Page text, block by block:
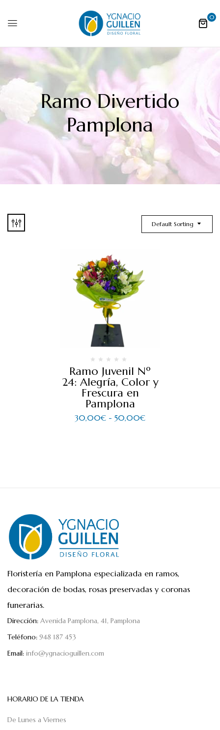
0
Ramo Divertido
Pamplona
Default Sorting
Ramo Juvenil Nº
24: Alegría, Color y
Frescura en
Pamplona
30,00€ - 50,00€
Floristería en Pamplona especializada en ramos,
decoración de bodas, rosas preservadas y coronas
funerarias.
Dirección: Avenida Pamplona, 41, Pamplona
Teléfono: 948 187 453
Email: info@ygnacioguillen.com
HORARIO DE LA TIENDA
De Lunes a Viernes